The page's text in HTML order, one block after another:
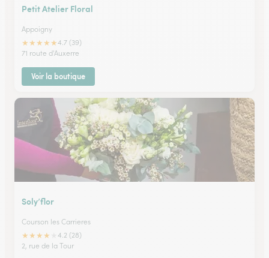
Petit Atelier Floral
Appoigny
★★★★★4.7 (39)
71 route d'Auxerre
Voir la boutique
Soly’flor
Courson les Carrieres
★★★★
4.2 (28)
2, rue de la Tour